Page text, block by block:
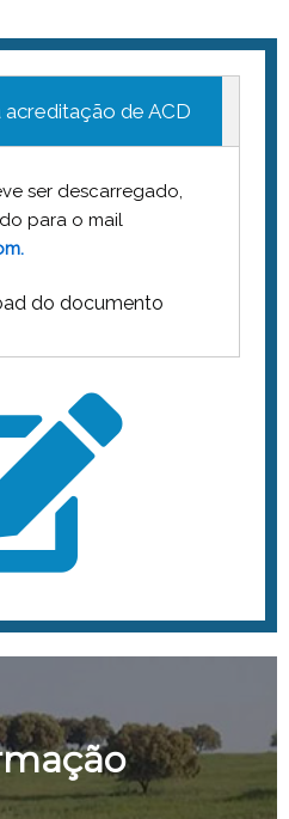
de ACD
ser descarregado,
para o mail
do documento